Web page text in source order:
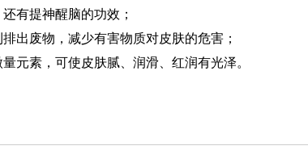
有提神醒脑的功效；
出废物，减少有害物质对皮肤的危害；
元素，可使皮肤腻、润滑、红润有光泽。